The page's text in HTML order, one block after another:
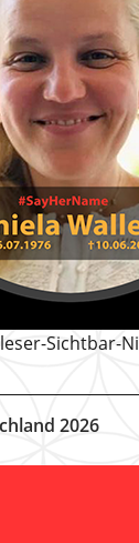
Sichtbar-
2026